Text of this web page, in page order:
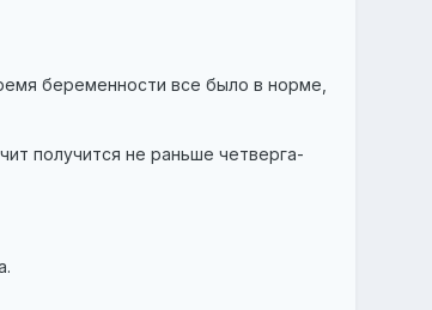
беременности все было в норме,
получится не раньше четверга-